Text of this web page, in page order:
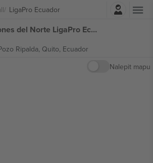
LigaPro EcuadorPřihlásit se
S.D. Aucas vs Leones del Norte LigaPro Ecuador vstupenek
Ripalda, Quito, Ecuador
Nalepit mapu